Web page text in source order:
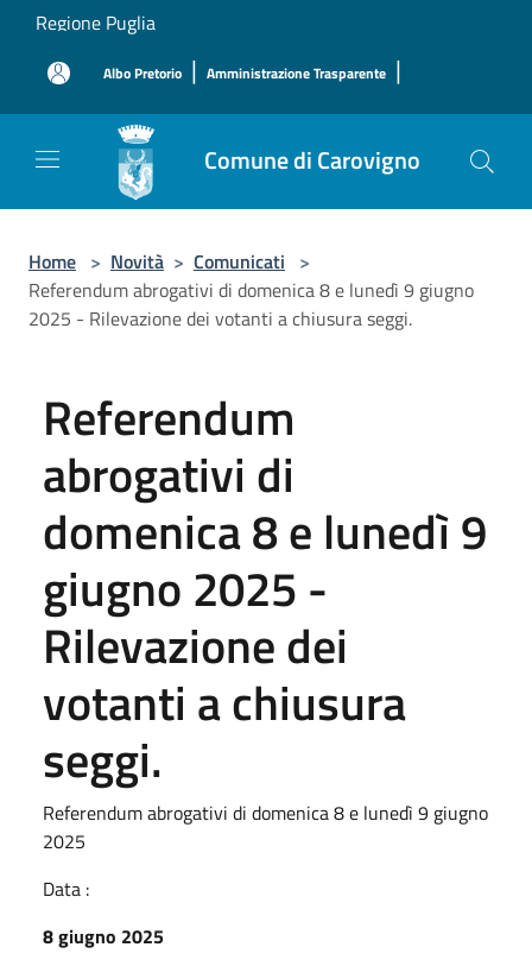
Salta al contenuto principale
Regione Puglia
Albo Pretorio | Amministrazione Trasparente |
Comune di Carovigno
Home > Novità > Comunicati >
Referendum abrogativi di domenica 8 e lunedì 9 giugno
2025 - Rilevazione dei votanti a chiusura seggi.
Referendum
abrogativi di
domenica 8 e lunedì 9
giugno 2025 -
Rilevazione dei
votanti a chiusura
seggi.
Referendum abrogativi di domenica 8 e lunedì 9 giugno
2025
Data :
8 giugno 2025